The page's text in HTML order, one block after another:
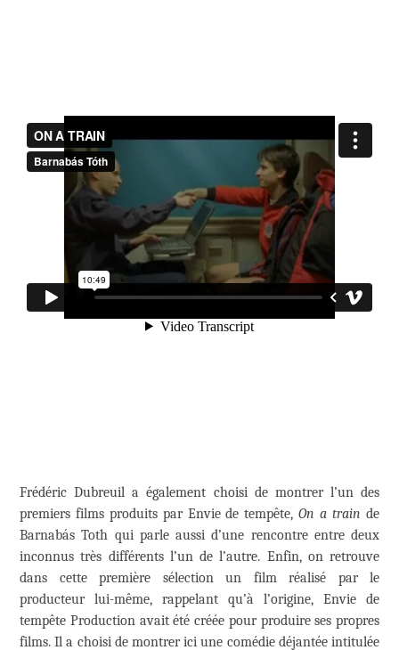
Frédéric Dubreuil a également choisi de montrer l’un des
premiers films produits par Envie de tempête,On a train de
Barnabás Toth qui parle aussi d’une rencontre entre deux
inconnus très différents l’un de l’autre. Enfin, on retrouve
dans cette première sélection un film réalisé par le
producteur lui-même, rappelant qu’à l’origine, Envie de
tempête Production avait été créée pour produire ses propres
films. Il a choisi de montrer ici une comédie déjantée intitulée